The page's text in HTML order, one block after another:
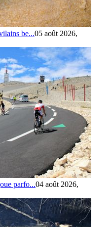
be...05 août 2026,
parfo...04 août 2026,